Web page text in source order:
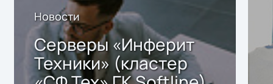
Новости
Серверы «Инферит
Техники» (кластер